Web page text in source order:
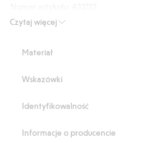
Czytaj więcej
Materiał
Wskazówki
Identyfikowalność
Informacje o producencie